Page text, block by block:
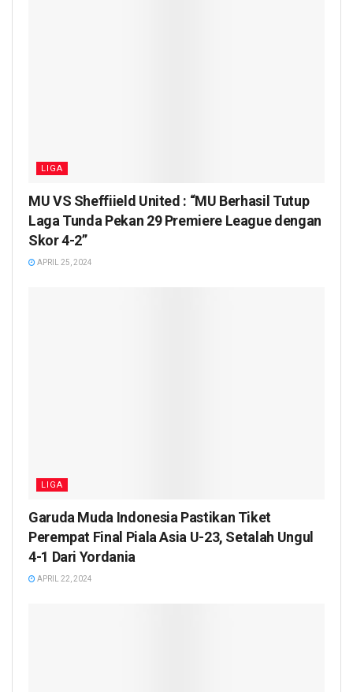
LIGA
MU VS Sheffiield United : “MU Berhasil Tutup
Laga Tunda Pekan 29 Premiere League dengan
Skor 4-2”
APRIL 25, 2024
LIGA
Garuda Muda Indonesia Pastikan Tiket
Perempat Final Piala Asia U-23, Setalah Ungul
4-1 Dari Yordania
APRIL 22, 2024